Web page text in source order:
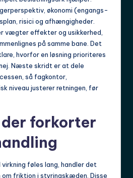
økonomi (engangs-
risici og afhængigheder.
vægter effekter og usikkerhed,
på samme bane. Det
hvorfor en løsning prioriteres
Næste skridt er at dele
så fagkontor,
niveau justerer retningen, før
forkorter
føles lang, handler det
friktion i styringskæden. Disse